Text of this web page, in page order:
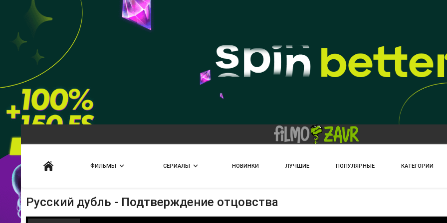
ФИЛЬМЫ СЕРИАЛЫ НОВИНКИ ЛУЧШИЕ ПОПУЛЯРНЫЕ КАТЕГОРИИ
Русский дубль - Подтверждение отцовства